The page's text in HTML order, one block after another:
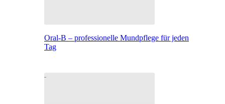
Oral-B – professionelle Mundpflege für jeden
Tag